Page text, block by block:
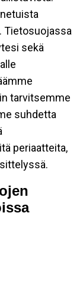
Tietosuojassa
sekä
tarvitsemme
suhdetta
periaatteita,